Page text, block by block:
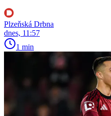
Plzeňská Drbna
dnes, 11:57
1 min